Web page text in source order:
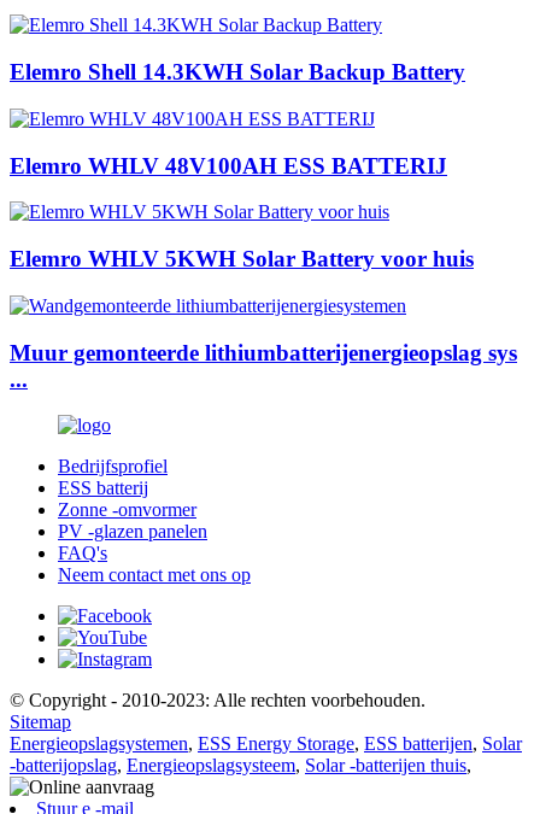
Elemro Shell 14.3KWH Solar Backup Battery
Elemro WHLV 48V100AH ​​ESS BATTERIJ
Elemro WHLV 5KWH Solar Battery voor huis
Muur gemonteerde lithiumbatterijenergieopslag sys
...
Bedrijfsprofiel
ESS batterij
Zonne -omvormer
PV -glazen panelen
FAQ's
Neem contact met ons op
© Copyright - 2010-2023: Alle rechten voorbehouden.
Sitemap
Energieopslagsystemen, ESS Energy Storage, ESS batterijen, Solar
-batterijopslag, Energieopslagsysteem, Solar -batterijen thuis,
Stuur e -mail